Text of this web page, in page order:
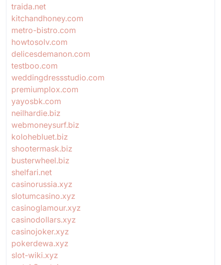
traida.net
kitchandhoney.com
metro-bistro.com
howtosolv.com
delicesdemanon.com
testboo.com
weddingdressstudio.com
premiumplox.com
yayosbk.com
neilhardie.biz
webmoneysurf.biz
kolohebluet.biz
shootermask.biz
busterwheel.biz
shelfari.net
casinorussia.xyz
slotumcasino.xyz
casinoglamour.xyz
casinodollars.xyz
casinojoker.xyz
pokerdewa.xyz
slot-wiki.xyz